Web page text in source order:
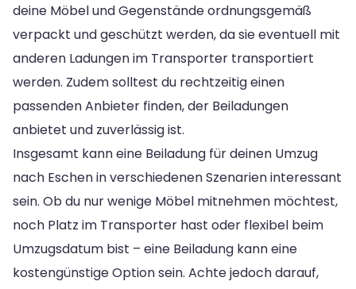
deine Möbel und Gegenstände ordnungsgemäß
verpackt und geschützt werden, da sie eventuell mit
anderen Ladungen im Transporter transportiert
werden. Zudem solltest du rechtzeitig einen
passenden Anbieter finden, der Beiladungen
anbietet und zuverlässig ist.
Insgesamt kann eine Beiladung für deinen Umzug
nach Eschen in verschiedenen Szenarien interessant
sein. Ob du nur wenige Möbel mitnehmen möchtest,
noch Platz im Transporter hast oder flexibel beim
Umzugsdatum bist – eine Beiladung kann eine
kostengünstige Option sein. Achte jedoch darauf,